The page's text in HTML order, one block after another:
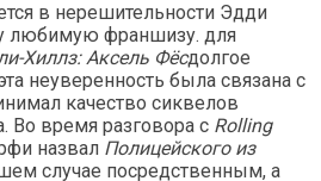
в нерешительности Эдди
любимую франшизу. для
Хиллз: Аксель Фёсдолгое
неуверенность была связана с
качество сиквелов
Во время разговора с Rolling
назвал Полицейского из
случае посредственным, а